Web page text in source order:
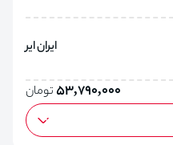
ایران ایر
53,790,000تومان